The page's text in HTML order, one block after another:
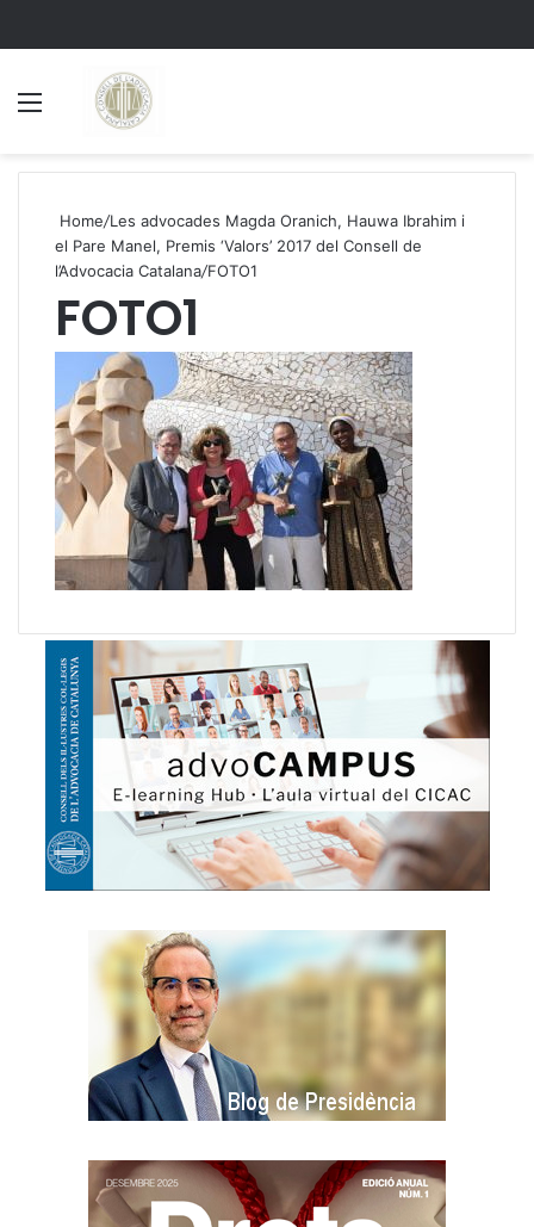
Home/Les advocades Magda Oranich, Hauwa Ibrahim i
el Pare Manel, Premis ‘Valors’ 2017 del Consell de
l’Advocacia Catalana/FOTO1
FOTO1